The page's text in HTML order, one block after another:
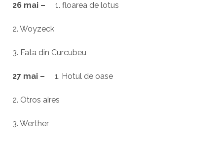
26 mai – 1. floarea de lotus
2. Woyzeck
3. Fata din Curcubeu
27 mai – 1. Hotul de oase
2. Otros aires
3. Werther